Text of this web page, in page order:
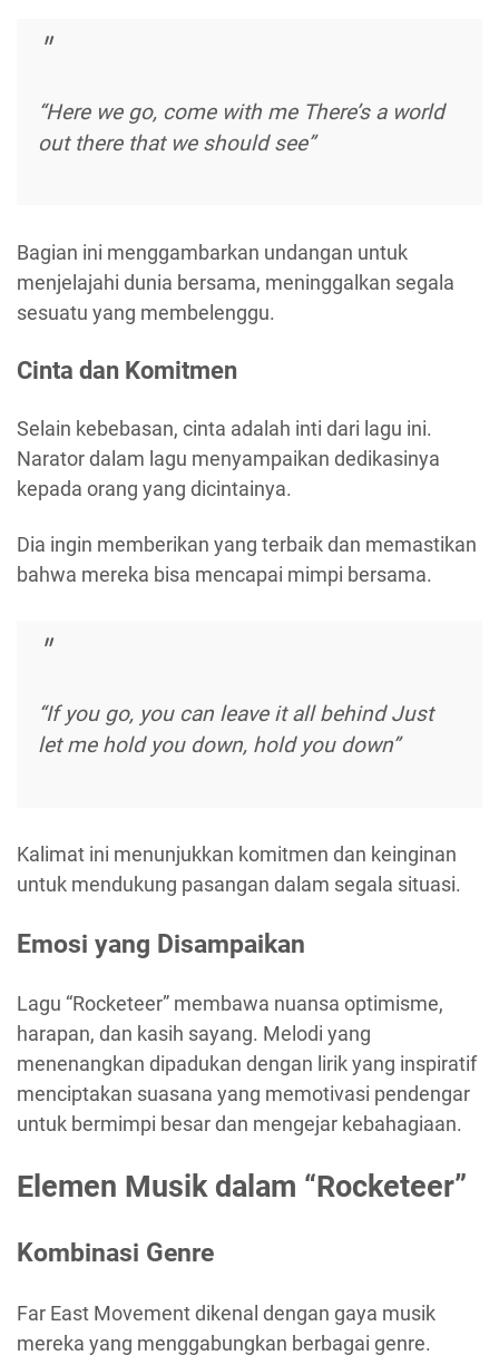
“Here we go, come with me There’s a world
out there that we should see”
Bagian ini menggambarkan undangan untuk
menjelajahi dunia bersama, meninggalkan segala
sesuatu yang membelenggu.
Cinta dan Komitmen
Selain kebebasan, cinta adalah inti dari lagu ini.
Narator dalam lagu menyampaikan dedikasinya
kepada orang yang dicintainya.
Dia ingin memberikan yang terbaik dan memastikan
bahwa mereka bisa mencapai mimpi bersama.
“If you go, you can leave it all behind Just
let me hold you down, hold you down”
Kalimat ini menunjukkan komitmen dan keinginan
untuk mendukung pasangan dalam segala situasi.
Emosi yang Disampaikan
Lagu “Rocketeer” membawa nuansa optimisme,
harapan, dan kasih sayang. Melodi yang
menenangkan dipadukan dengan lirik yang inspiratif
menciptakan suasana yang memotivasi pendengar
untuk bermimpi besar dan mengejar kebahagiaan.
Elemen Musik dalam “Rocketeer”
Kombinasi Genre
Far East Movement dikenal dengan gaya musik
mereka yang menggabungkan berbagai genre.